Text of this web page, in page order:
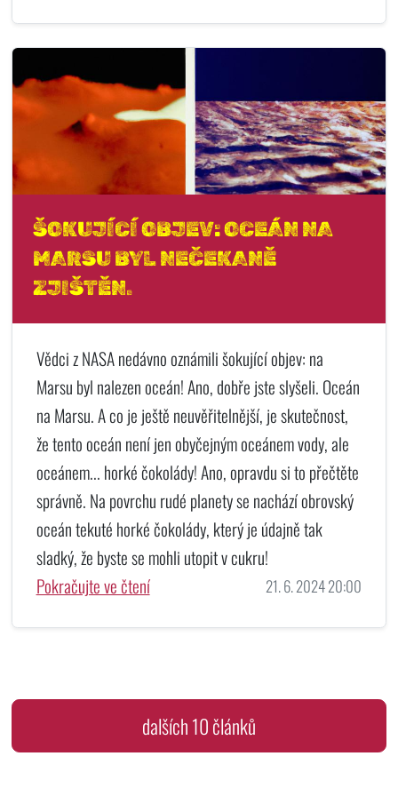
ŠOKUJÍCÍ OBJEV: OCEÁN NA
MARSU BYL NEČEKANĚ
ZJIŠTĚN.
Vědci z NASA nedávno oznámili šokující objev: na
Marsu byl nalezen oceán! Ano, dobře jste slyšeli. Oceán
na Marsu. A co je ještě neuvěřitelnější, je skutečnost,
že tento oceán není jen obyčejným oceánem vody, ale
oceánem... horké čokolády! Ano, opravdu si to přečtěte
správně. Na povrchu rudé planety se nachází obrovský
oceán tekuté horké čokolády, který je údajně tak
sladký, že byste se mohli utopit v cukru!
Pokračujte ve čtení
21. 6. 2024 20:00
dalších 10 článků